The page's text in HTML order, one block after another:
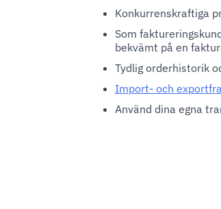
Konkurrenskraftiga
Som
bekvämt på en
Tydlig orderhistorik
Import- och
Använd dina egna